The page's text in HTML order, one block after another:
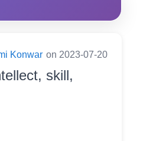
Konwar on 2023-07-20
skill,